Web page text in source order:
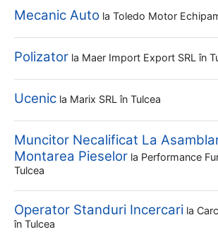
Mecanic Auto la Toledo Motor
Polizator la Maer Import Export SRL în
Ucenic la Marix SRL în Tulcea
Muncitor Necalificat La
Montarea Pieselor la Performance
Tulcea
Operator Standuri Incercari la
în Tulcea